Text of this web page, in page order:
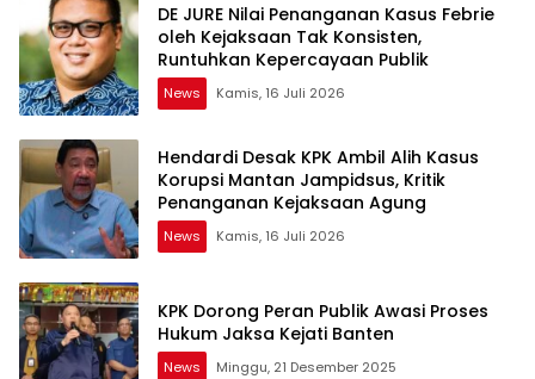
DE JURE Nilai Penanganan Kasus Febrie
oleh Kejaksaan Tak Konsisten,
Runtuhkan Kepercayaan Publik
News Kamis, 16 Juli 2026
Hendardi Desak KPK Ambil Alih Kasus
Korupsi Mantan Jampidsus, Kritik
Penanganan Kejaksaan Agung
News Kamis, 16 Juli 2026
KPK Dorong Peran Publik Awasi Proses
Hukum Jaksa Kejati Banten
News Minggu, 21 Desember 2025